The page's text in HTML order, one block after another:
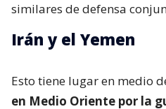
similares de defensa
Irán y el Yemen
Esto tiene lugar en medio
en Medio Oriente por la